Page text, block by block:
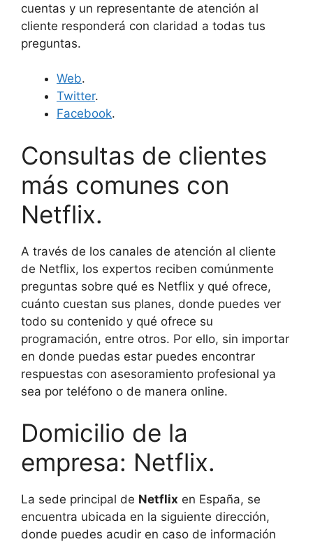
cuentas y un representante de atención al
cliente responderá con claridad a todas tus
preguntas.
Web.
Twitter.
Facebook.
Consultas de clientes
más comunes con
Netflix.
A través de los canales de atención al cliente
de Netflix, los expertos reciben comúnmente
preguntas sobre qué es Netflix y qué ofrece,
cuánto cuestan sus planes, donde puedes ver
todo su contenido y qué ofrece su
programación, entre otros. Por ello, sin importar
en donde puedas estar puedes encontrar
respuestas con asesoramiento profesional ya
sea por teléfono o de manera online.
Domicilio de la
empresa: Netflix.
La sede principal de Netflix en España, se
encuentra ubicada en la siguiente dirección,
donde puedes acudir en caso de información